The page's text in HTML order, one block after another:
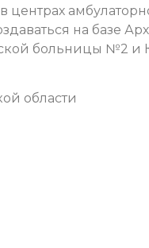
центрах
на базе
больницы №2 и
области